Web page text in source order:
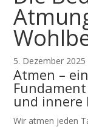
5. Dezember 2025
Atmen –
und innere
Wir atmen jeden